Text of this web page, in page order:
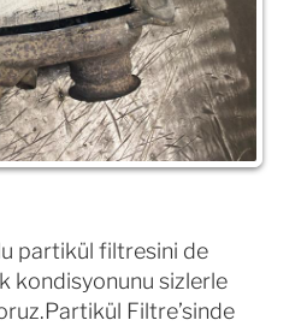
partikül filtresini de
kondisyonunu sizlerle
Filtre’sinde